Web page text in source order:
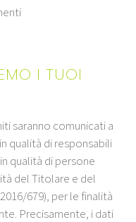
I TUOI
saranno comunicati a
qualità di responsabili
qualità di persone
del Titolare e del
679), per le finalità
Precisamente, i dati